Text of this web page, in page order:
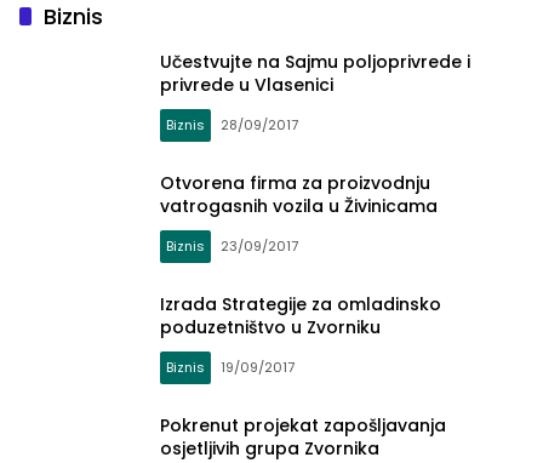
Biznis
Učestvujte na Sajmu poljoprivrede i
privrede u Vlasenici
Biznis 28/09/2017
Otvorena firma za proizvodnju
vatrogasnih vozila u Živinicama
Biznis 23/09/2017
Izrada Strategije za omladinsko
poduzetništvo u Zvorniku
Biznis 19/09/2017
Pokrenut projekat zapošljavanja
osjetljivih grupa Zvornika